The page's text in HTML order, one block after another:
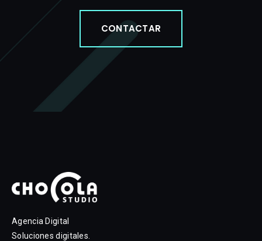
CONTACTAR
Agencia Digital
Soluciones digitales.